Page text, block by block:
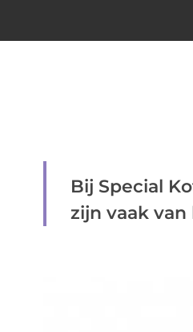
Bij Special
zijn vaak